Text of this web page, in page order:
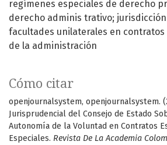
regímenes especiales de derecho
derecho adminis trativo;
facultades unilaterales en
de la administración
Cómo citar
openjournalsystem, openjournalsystem.
Jurisprudencial del Consejo de Estado
Autonomía de la Voluntad en Contratos
Especiales. Revista De La Academia